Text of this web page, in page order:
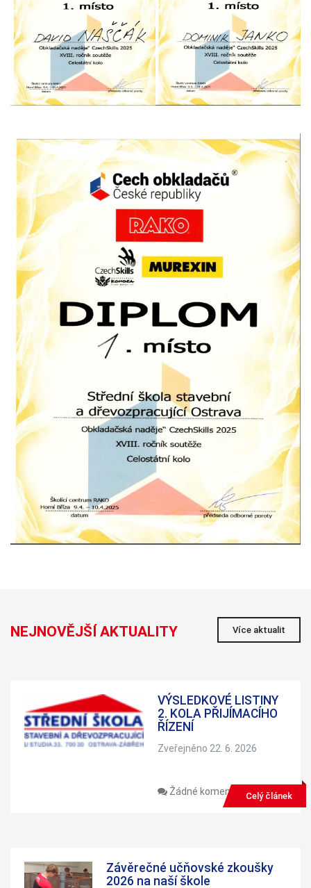
NEJNOVĚJŠÍ AKTUALITY Více aktualit
VÝSLEDKOVÉ LISTINY
2. KOLA PŘIJÍMACÍHO
ŘÍZENÍ
Zveřejněno 22. 6. 2026
Žádné komentářeCelý článek
Závěrečné učňovské zkoušky
2026 na naší škole